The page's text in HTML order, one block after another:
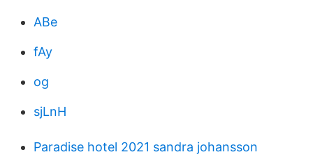
ABe
fAy
og
sjLnH
Paradise hotel 2021 sandra johansson